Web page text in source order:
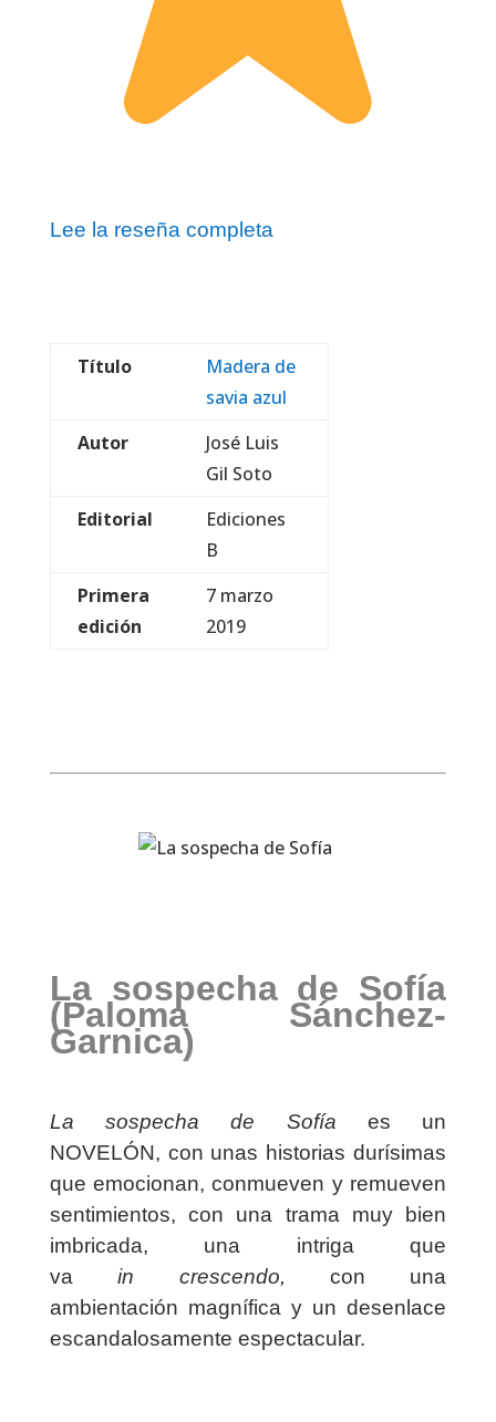
Lee la reseña completa
Título
Madera de
savia azul
Autor
José Luis
Gil Soto
Editorial
Ediciones
B
Primera
edición
7 marzo
2019
La sospecha de Sofía
(Paloma Sánchez-
Garnica)
La sospecha de Sofía es un
NOVELÓN, con unas historias durísimas
que emocionan, conmueven y remueven
sentimientos, con una trama muy bien
imbricada, una intriga que
vain crescendo, con una
ambientación magnífica y un desenlace
escandalosamente espectacular.